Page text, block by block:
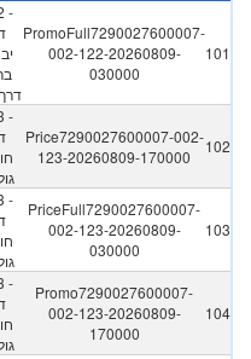
-
PromoFull7290027600007-
002-122-20260809-
030000
101
-
Price7290027600007-002-
123-20260809-170000
102
-
PriceFull7290027600007-
002-123-20260809-
030000
103
-
Promo7290027600007-
002-123-20260809-
170000
104